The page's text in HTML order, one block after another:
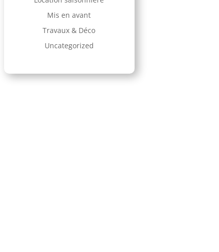
Mis en avant
Travaux & Déco
Uncategorized